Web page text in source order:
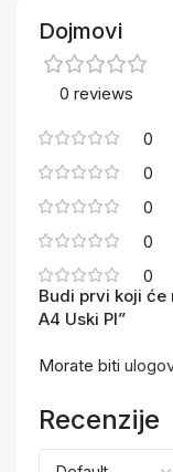
Dojmovi
0 reviews
0
0
0
0
0
Recenzije
Budi prvi koji će
A4 Uski Pl”
Morate biti